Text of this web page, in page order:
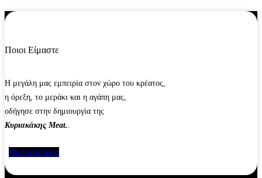
Ποιοι Είμαστε
Η μεγάλη μας εμπειρία στον χώρο του κρέατος,
η όρεξη, το μεράκι και η αγάπη μας,
οδήγησε στην δημιουργία της
Κυριακάκης Meat.
Περισσότερα